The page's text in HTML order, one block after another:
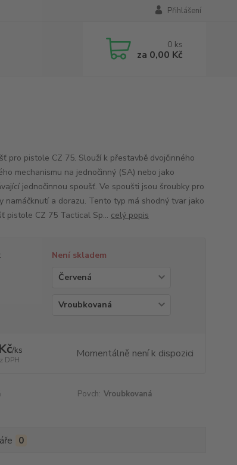
Přihlášení
0 ks
za 0,00 Kč
pro pistole CZ 75. Slouží k přestavbě dvojčinného
mechanismu na jednočinný (SA) nebo jako
jednočinnou spoušť. Ve spoušti jsou šroubky pro
namáčknutí a dorazu. Tento typ má shodný tvar jako
pistole CZ 75 Tactical Sp... celý popis
Není skladem
/ks
DPH Momentálně není k dispozici
Povch: Vroubkovaná
0